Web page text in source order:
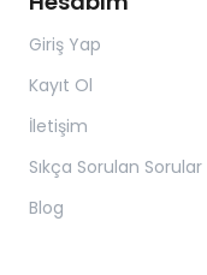
Giriş Yap
Kayıt Ol
İletişim
Sıkça Sorulan Sorular
Blog